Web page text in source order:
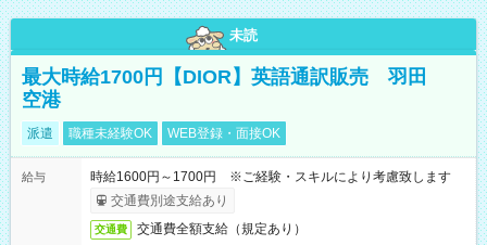
未読
最大時給1700円【DIOR】英語通訳販売 羽田
空港
派遣 職種未経験OK WEB登録・面接OK
給与
時給1600円～1700円 ※ご経験・スキルにより考慮致します
交通費別途支給あり
交通費 交通費全額支給（規定あり）